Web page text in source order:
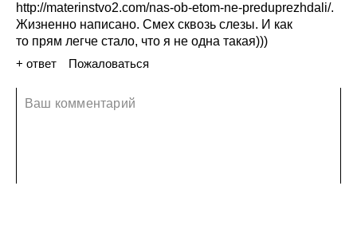
http://materinstvo2.com/nas-ob-etom-ne-preduprezhdali/.
Жизненно написано. Смех сквозь слезы. И как
то прям легче стало, что я не одна такая)))
+ ответ
Пожаловаться